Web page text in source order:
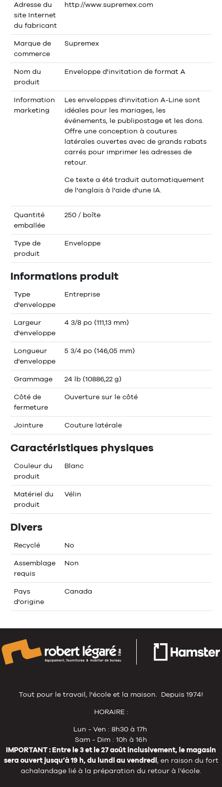
Adresse du
site Internet
du fabricant
http://www.supremex.com
Marque de
commerce
Supremex
Nom du
produit
Enveloppe d'invitation de format A
Information
marketing
Les enveloppes d'invitation A-Line sont
idéales pour les mariages, les
événements, le publipostage et les dons.
Offre une conception à coutures
latérales ouvertes avec de grands rabats
carrés pour imprimer les adresses de
retour.
Ce texte a été traduit automatiquement
de l'anglais à l'aide d'une IA.
Quantité
emballée
250 / boîte
Type de
produit
Enveloppe
Informations produit
Type
d'enveloppe
Entreprise
Largeur
d'enveloppe
4 3/8 po (111,13 mm)
Longueur
d'enveloppe
5 3/4 po (146,05 mm)
Grammage 24 lb (10886,22 g)
Côté de
fermeture
Ouverture sur le côté
Jointure Couture latérale
Caractéristiques physiques
Couleur du
produit
Blanc
Matériel du
produit
Vélin
Divers
Recyclé No
Assemblage
requis
Non
Pays
d'origine
Canada
Tout pour le travail, l'école et la maison. Depuis 1974!
HORAIRE :
Lun - Ven : 8h30 à 17h
Sam - Dim : 10h à 16h
IMPORTANT : Entre le 3 et le 27 août inclusivement, le magasin
sera ouvert jusqu’à 19 h, du lundi au vendredi, en raison du fort
achalandage lié à la préparation du retour à l’école.